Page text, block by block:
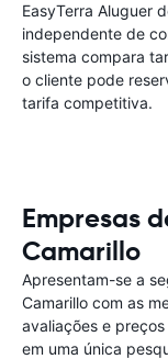
EasyTerra Aluguer
independente de
sistema compara
o cliente pode
tarifa competitiva.
Empresas
Camarillo
Apresentam-se a
Camarillo com as
avaliações e
em uma única